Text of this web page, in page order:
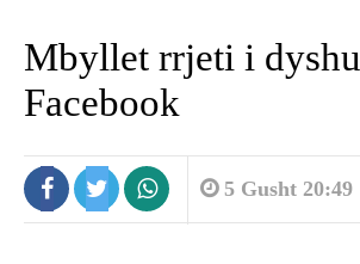
Mbyllet rrjeti i
Facebook
5 Gusht 20:49